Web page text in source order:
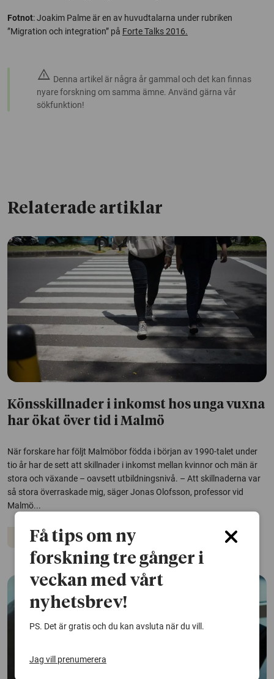
Fotnot: Joakim Palme är en av huvudtalarna under rubriken
”Migration och integration” på Forte Talks 2016.
warning Denna artikel är några år gammal och det kan finnas
nyare forskning om samma ämne. Använd gärna vår
sökfunktion!
Relaterade artiklar
Könsskillnader i inkomst hos unga vuxna
har ökat över tid i Malmö
När forskare har följt Malmöbor födda i början av 1990-talet under
tio år har de sett att skillnader i inkomst mellan kvinnor och män är
stora och växande – oavsett utbildningsnivå. – Att skillnaderna var
så stora överraskade mig, säger Jonas Olofsson, professor vid
Malmö...
Jämställdhet Arbetsliv
Få tips om ny
forskning tre gånger i
veckan med vårt
nyhetsbrev!
PS. Det är gratis och du kan avsluta när du vill.
Jag vill prenumerera